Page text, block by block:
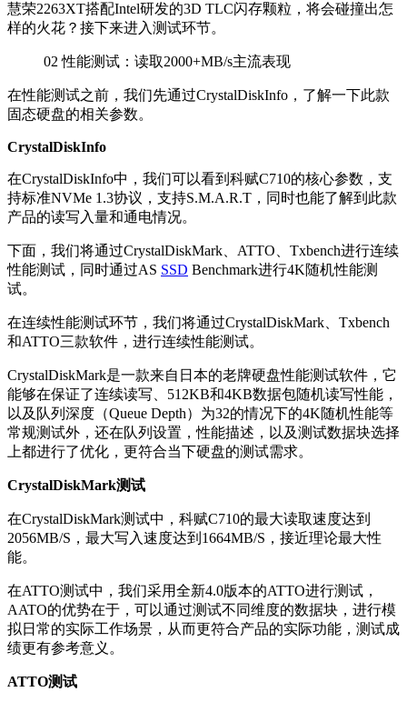
慧荣2263XT搭配Intel研发的3D TLC闪存颗粒，将会碰撞出怎
样的火花？接下来进入测试环节。
02 性能测试：读取2000+MB/s主流表现
在性能测试之前，我们先通过CrystalDiskInfo，了解一下此款
固态硬盘的相关参数。
CrystalDiskInfo
在CrystalDiskInfo中，我们可以看到科赋C710的核心参数，支
持标准NVMe 1.3协议，支持S.M.A.R.T，同时也能了解到此款
产品的读写入量和通电情况。
下面，我们将通过CrystalDiskMark、ATTO、Txbench进行连续
性能测试，同时通过AS SSD Benchmark进行4K随机性能测
试。
在连续性能测试环节，我们将通过CrystalDiskMark、Txbench
和ATTO三款软件，进行连续性能测试。
CrystalDiskMark是一款来自日本的老牌硬盘性能测试软件，它
能够在保证了连续读写、512KB和4KB数据包随机读写性能，
以及队列深度（Queue Depth）为32的情况下的4K随机性能等
常规测试外，还在队列设置，性能描述，以及测试数据块选择
上都进行了优化，更符合当下硬盘的测试需求。
CrystalDiskMark测试
在CrystalDiskMark测试中，科赋C710的最大读取速度达到
2056MB/S，最大写入速度达到1664MB/S，接近理论最大性
能。
在ATTO测试中，我们采用全新4.0版本的ATTO进行测试，
AATO的优势在于，可以通过测试不同维度的数据块，进行模
拟日常的实际工作场景，从而更符合产品的实际功能，测试成
绩更有参考意义。
ATTO测试